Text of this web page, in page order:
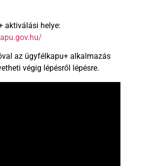
aktiválási helye:
az ügyfélkapu+ alkalmazás
végig lépésről lépésre.